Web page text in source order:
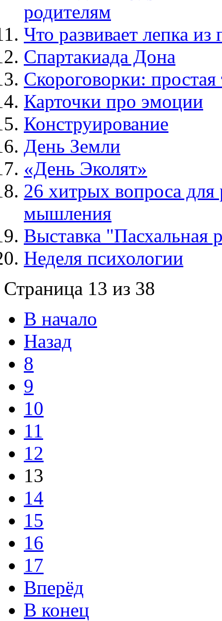
родителям
Что развивает лепка из
Спартакиада Дона
Скороговорки:
Карточки про эмоции
Конструирование
День Земли
«День Эколят»
26 хитрых вопроса для
мышления
Выставка "Пасхальная
Неделя психологии
Страница 13 из 38
В начало
Назад
8
9
10
11
12
13
14
15
16
17
Вперёд
В конец